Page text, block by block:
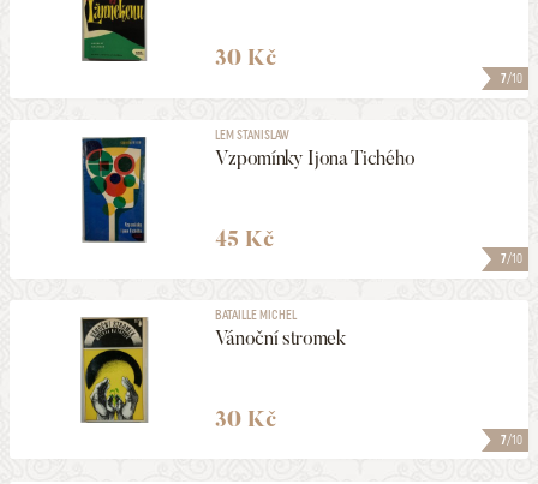
7/10
30 Kč
7/10
LEM STANISLAW
Vzpomínky Ijona Tichého
45 Kč
7/10
BATAILLE MICHEL
Vánoční stromek
30 Kč